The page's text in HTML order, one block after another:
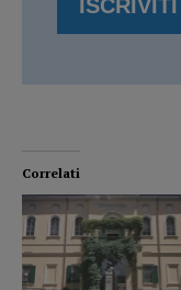
Correlati